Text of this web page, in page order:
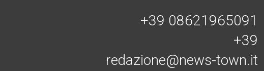
+39 08621965091
+39
redazione@news-town.it